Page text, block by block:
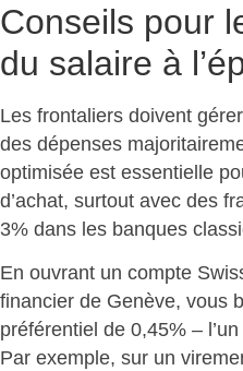
Conseils pour
du salaire à
Les frontaliers doivent
des dépenses
optimisée est essentielle
d’achat, surtout avec des
3% dans les banques
En ouvrant un compte
financier de Genève, vous
préférentiel de 0,45% –
Par exemple, sur un